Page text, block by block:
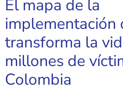
El mapa de la
implementación
transforma la
millones de
Colombia